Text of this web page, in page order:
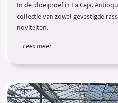
In de bloeiproef in La Ceja,
collectie van zowel gevestigde
noviteiten.
Lees meer